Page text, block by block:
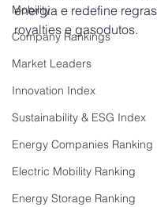
Mobility
Company Rankings
Market Leaders
Innovation Index
Sustainability & ESG Index
Energy Companies Ranking
Electric Mobility Ranking
Energy Storage Ranking
energia e redefine
royalties e gasodutos.